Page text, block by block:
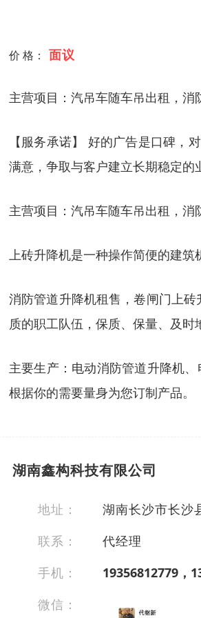
价 格： 面议
主营项目：汽吊车随车吊出租，
【服务承诺】 好的广告是口碑
满意，争取与客户建立长期稳定的
主营项目：汽吊车随车吊出租，
上砖升降机是一种操作简便的建筑
消防管道升降机租售，卷闸门上
质的职工队伍，保质、保量、及时
主要生产：电动消防管道升降机
根据你的需要量身为您订制产品。
湖南鑫构科技有限公司
地址：
湖南长沙市长沙
联系：
代经理
手机：
19356812779，
微信：